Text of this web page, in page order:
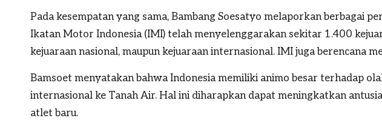
Pada kesempatan yang sama, Bambang Soesatyo melaporkan berbagai
Ikatan Motor Indonesia (IMI) telah menyelenggarakan sekitar 1.400
kejuaraan nasional, maupun kejuaraan internasional. IMI juga berencana
Bamsoet menyatakan bahwa Indonesia memiliki animo besar terhadap
internasional ke Tanah Air. Hal ini diharapkan dapat meningkatkan
atlet baru.